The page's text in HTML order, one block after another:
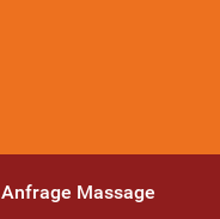
Anfrage Massage